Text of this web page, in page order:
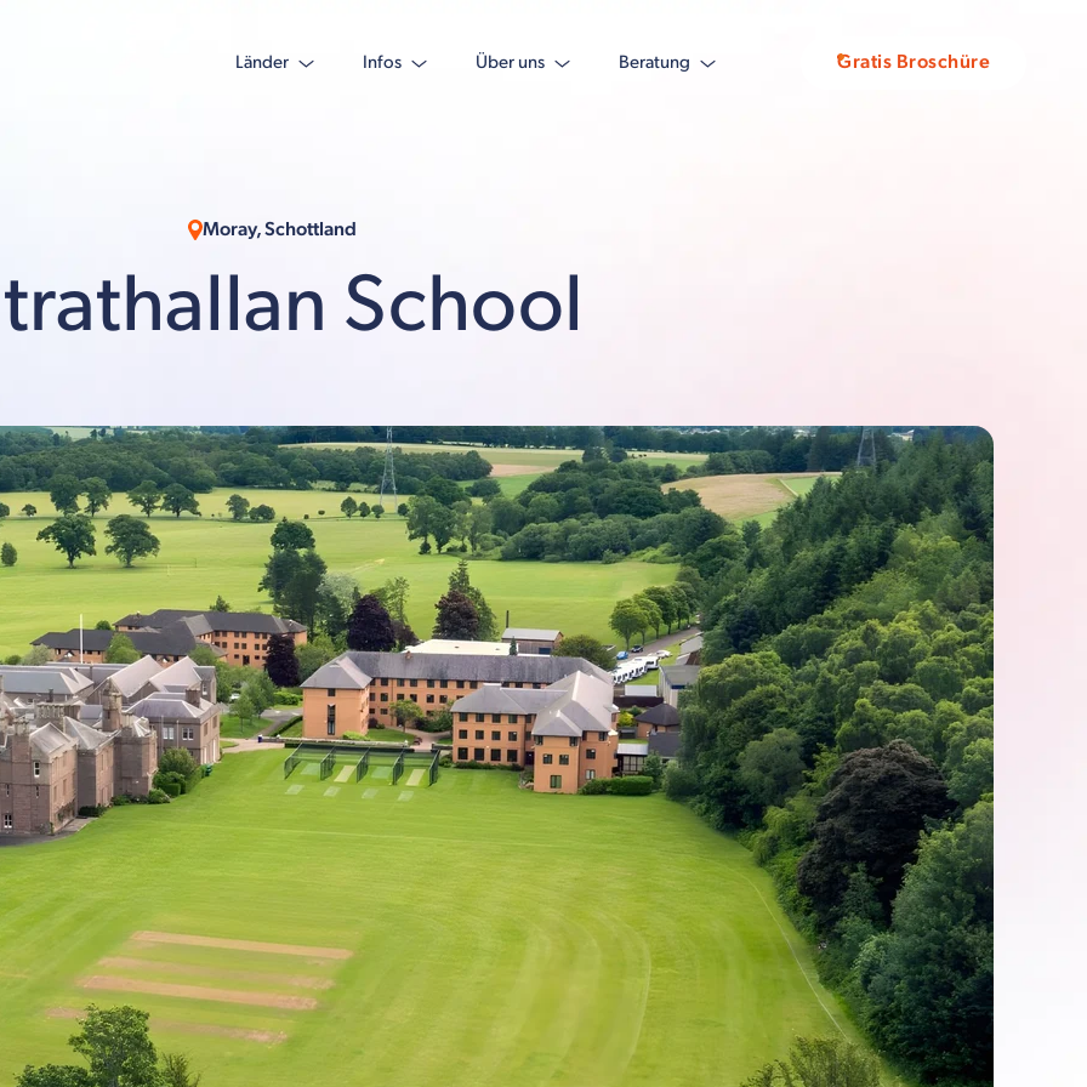
Länder Infos Über uns Beratung Gratis Broschüre
Moray, Schottland
School